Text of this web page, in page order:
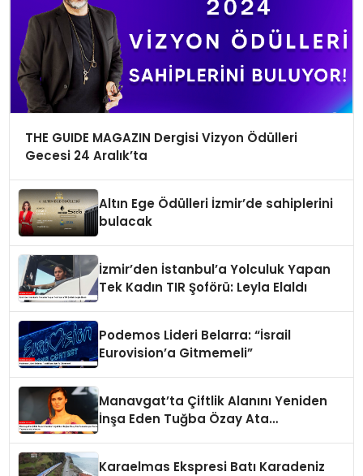
THE GUIDE MAGAZIN Dergisi Vizyon Ödülleri
Gecesi 24 Aralık’ta
Altın Ege Ödülleri İzmir’de sahiplerini
bulacak
İzmir’den İstanbul’a Yolculuk Yapan
Tek Kadın TIR Şoförü: Leyla Elaldı
Podemos Lideri Belarra: “İsrail
Eurovision’a Gitmemeli”
Manavgat’ta Çiftlik Alanını Yeniden
İnşa Eden Tuğba Özay Ata
Karaelmas Ekspresi Batı Karadeniz